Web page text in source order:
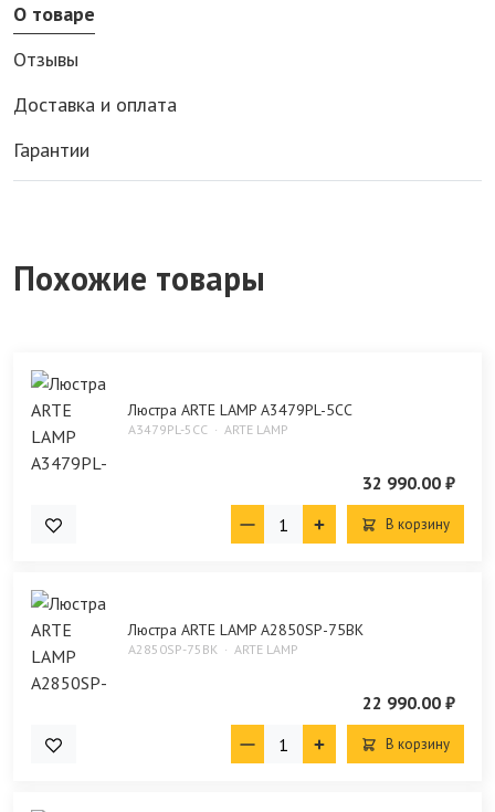
О товаре
Отзывы
Доставка и оплата
Гарантии
Похожие товары
Люстра ARTE LAMP A3479PL-5CC
A3479PL-5CC ARTE LAMP
32 990.00 ₽
В корзину
Люстра ARTE LAMP A2850SP-75BK
A2850SP-75BK ARTE LAMP
22 990.00 ₽
В корзину